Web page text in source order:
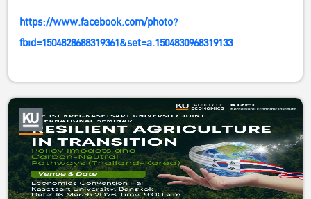
https://www.facebook.com/photo?
fbid=1504828688319361&set=a.1504830968319133